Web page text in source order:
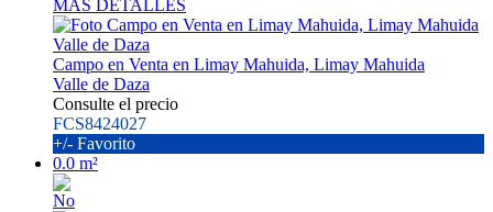
MÁS DETALLES
Campo en Venta en Limay Mahuida, Limay Mahuida
Valle de Daza
Consulte el precio
FCS8424027
+/- Favorito
0.0 m²
No